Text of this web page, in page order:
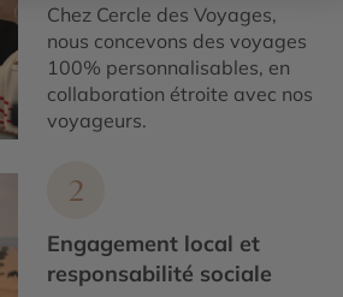
Chez Cercle des Voyages,
nous concevons des voyages
100% personnalisables, en
collaboration étroite avec nos
voyageurs.
2
Engagement local et
responsabilité sociale